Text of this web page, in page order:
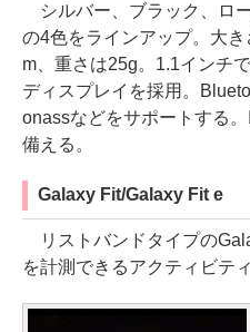
シルバー、ブラック、ロ
の4色をラインアップ。大
m、重さは25g。1.1インチ
ディスプレイを採用。
onassなどをサポートする
備える。
Galaxy Fit/Galaxy Fit e
リストバンドタイプの
を計測できるアクティビテ